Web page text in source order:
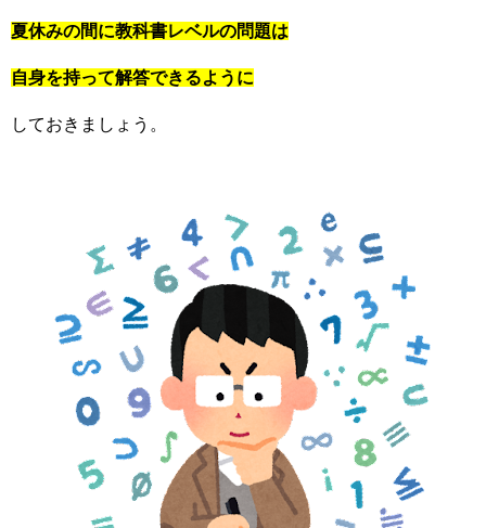
夏休みの間に教科書レベルの問題は
自身を持って解答できるように
しておきましょう。